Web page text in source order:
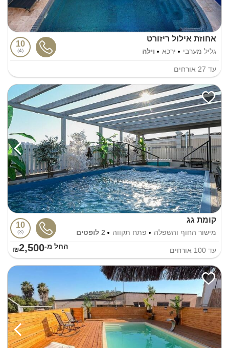
אחוזת אילול ריזורט
גליל מערבי ירכא וילה
10
4
עד 27 אורחים
קומת גג
מישור החוף והשפלה פתח תקווה 2 לופטים
10
3
עד 100 אורחים החל מ-₪2,500